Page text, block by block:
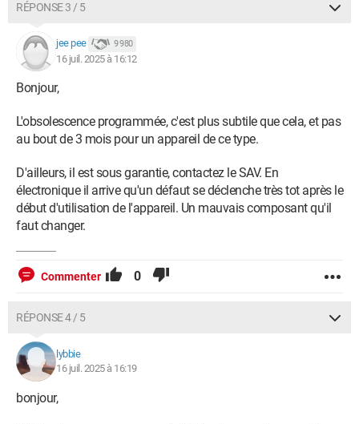
RÉPONSE 3 / 5
jee pee 9 980
16 juil. 2025 à 16:12
Bonjour,
L'obsolescence programmée, c'est plus subtile que cela, et pas
au bout de 3 mois pour un appareil de ce type.
D'ailleurs, il est sous garantie, contactez le SAV. En
électronique il arrive qu'un défaut se déclenche très tot après le
début d'utilisation de l'appareil. Un mauvais composant qu'il
faut changer.
Commenter 0
RÉPONSE 4 / 5
lybbie
16 juil. 2025 à 16:19
bonjour,